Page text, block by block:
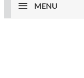
MENU